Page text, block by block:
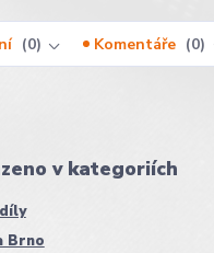
0 Komentáře 0
v kategoriích
Brno